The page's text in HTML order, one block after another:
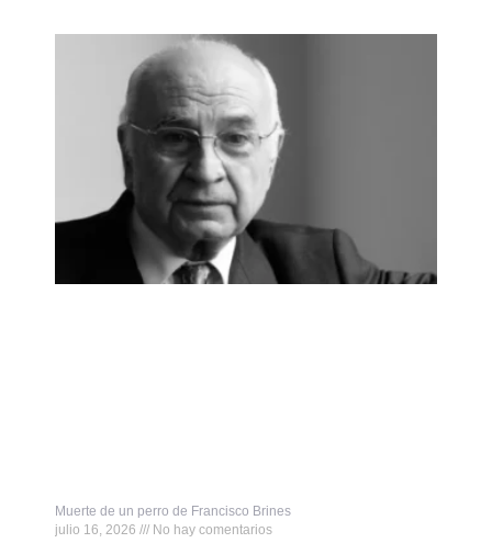
Muerte de un perro de Francisco Brines
julio 16, 2026
No hay comentarios